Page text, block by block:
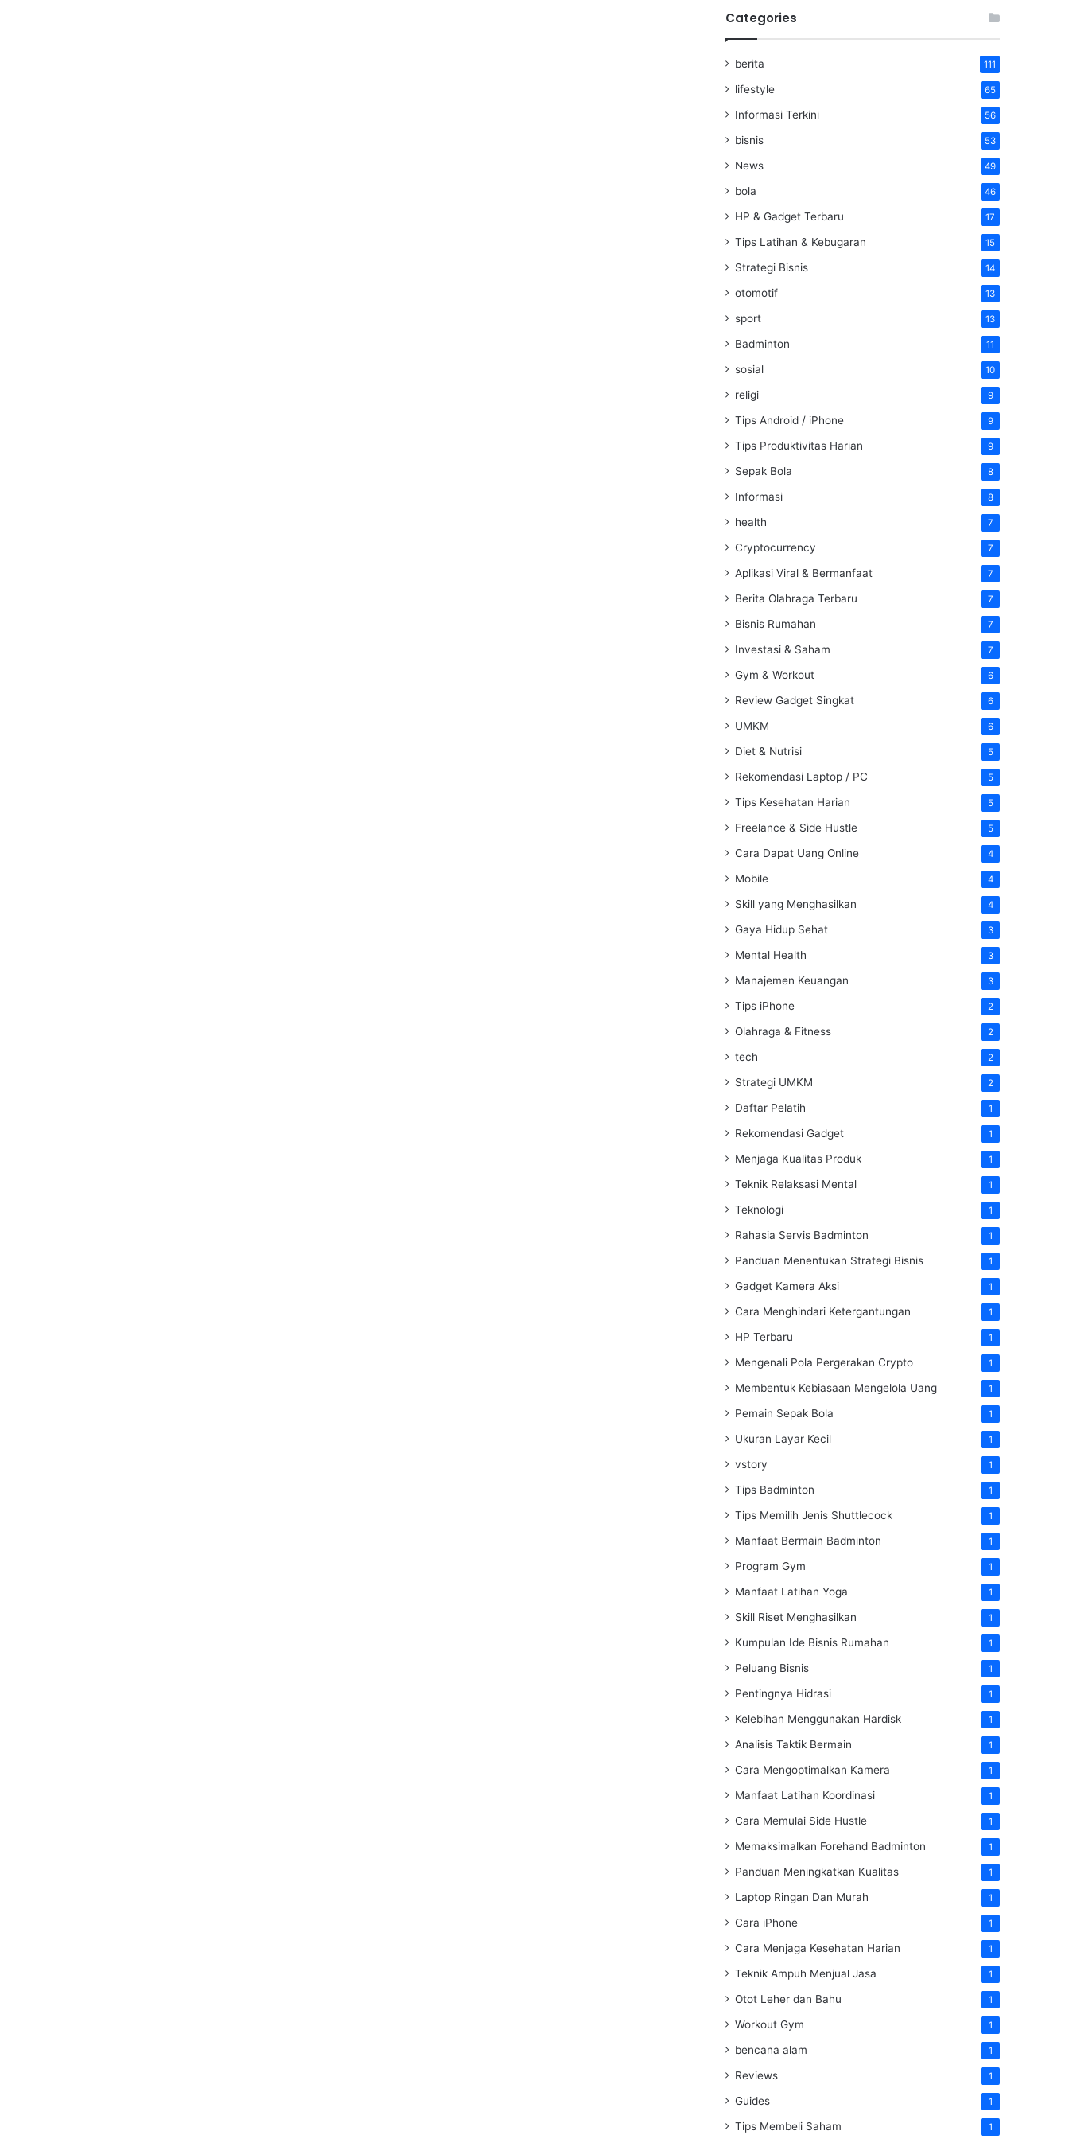
Categories
berita 111
lifestyle 65
Informasi Terkini 56
bisnis 53
News 49
bola 46
HP & Gadget Terbaru 17
Tips Latihan & Kebugaran 15
Strategi Bisnis 14
otomotif 13
sport 13
Badminton 11
sosial 10
religi 9
Tips Android / iPhone 9
Tips Produktivitas Harian 9
Sepak Bola 8
Informasi 8
health 7
Cryptocurrency 7
Aplikasi Viral & Bermanfaat 7
Berita Olahraga Terbaru 7
Bisnis Rumahan 7
Investasi & Saham 7
Gym & Workout 6
Review Gadget Singkat 6
UMKM 6
Diet & Nutrisi 5
Rekomendasi Laptop / PC 5
Tips Kesehatan Harian 5
Freelance & Side Hustle 5
Cara Dapat Uang Online 4
Mobile 4
Skill yang Menghasilkan 4
Gaya Hidup Sehat 3
Mental Health 3
Manajemen Keuangan 3
Tips iPhone 2
Olahraga & Fitness 2
tech 2
Strategi UMKM 2
Daftar Pelatih 1
Rekomendasi Gadget 1
Menjaga Kualitas Produk 1
Teknik Relaksasi Mental 1
Teknologi 1
Rahasia Servis Badminton 1
Panduan Menentukan Strategi Bisnis 1
Gadget Kamera Aksi 1
Cara Menghindari Ketergantungan 1
HP Terbaru 1
Mengenali Pola Pergerakan Crypto 1
Membentuk Kebiasaan Mengelola Uang 1
Pemain Sepak Bola 1
Ukuran Layar Kecil 1
vstory 1
Tips Badminton 1
Tips Memilih Jenis Shuttlecock 1
Manfaat Bermain Badminton 1
Program Gym 1
Manfaat Latihan Yoga 1
Skill Riset Menghasilkan 1
Kumpulan Ide Bisnis Rumahan 1
Peluang Bisnis 1
Pentingnya Hidrasi 1
Kelebihan Menggunakan Hardisk 1
Analisis Taktik Bermain 1
Cara Mengoptimalkan Kamera 1
Manfaat Latihan Koordinasi 1
Cara Memulai Side Hustle 1
Memaksimalkan Forehand Badminton 1
Panduan Meningkatkan Kualitas 1
Laptop Ringan Dan Murah 1
Cara iPhone 1
Cara Menjaga Kesehatan Harian 1
Teknik Ampuh Menjual Jasa 1
Otot Leher dan Bahu 1
Workout Gym 1
bencana alam 1
Reviews 1
Guides 1
Tips Membeli Saham 1